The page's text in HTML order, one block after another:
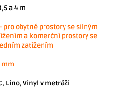
a 4 m
pro obytné prostory se silným
a komerční prostory se
zatížením
mm
Lino, Vinyl v metráži